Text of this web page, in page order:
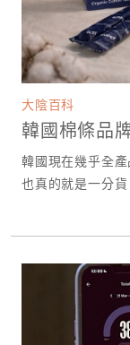
大陰百科
韓國棉條品
韓國現在幾乎全
也真的就是一分貨